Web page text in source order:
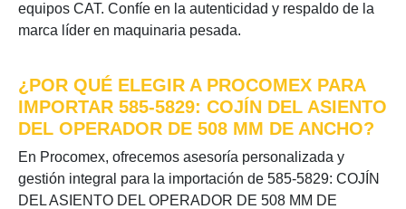
equipos CAT. Confíe en la autenticidad y respaldo de la
marca líder en maquinaria pesada.
¿POR QUÉ ELEGIR A PROCOMEX PARA
IMPORTAR 585-5829: COJÍN DEL ASIENTO
DEL OPERADOR DE 508 MM DE ANCHO?
En Procomex, ofrecemos asesoría personalizada y
gestión integral para la importación de 585-5829: COJÍN
DEL ASIENTO DEL OPERADOR DE 508 MM DE